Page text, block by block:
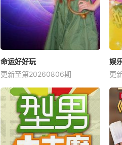
命运好好玩
更新至第20260806期
娱
更